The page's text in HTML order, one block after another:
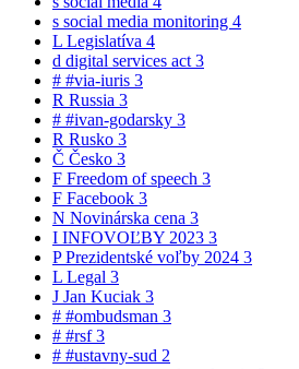
s social media monitoring 4
L Legislatíva 4
d digital services act 3
# #via-iuris 3
R Russia 3
# #ivan-godarsky 3
R Rusko 3
Č Česko 3
F Freedom of speech 3
F Facebook 3
N Novinárska cena 3
I INFOVOĽBY 2023 3
PPrezidentské voľby 2024 3
L Legal 3
J Jan Kuciak 3
# #ombudsman 3
# #rsf3
# #ustavny-sud 2